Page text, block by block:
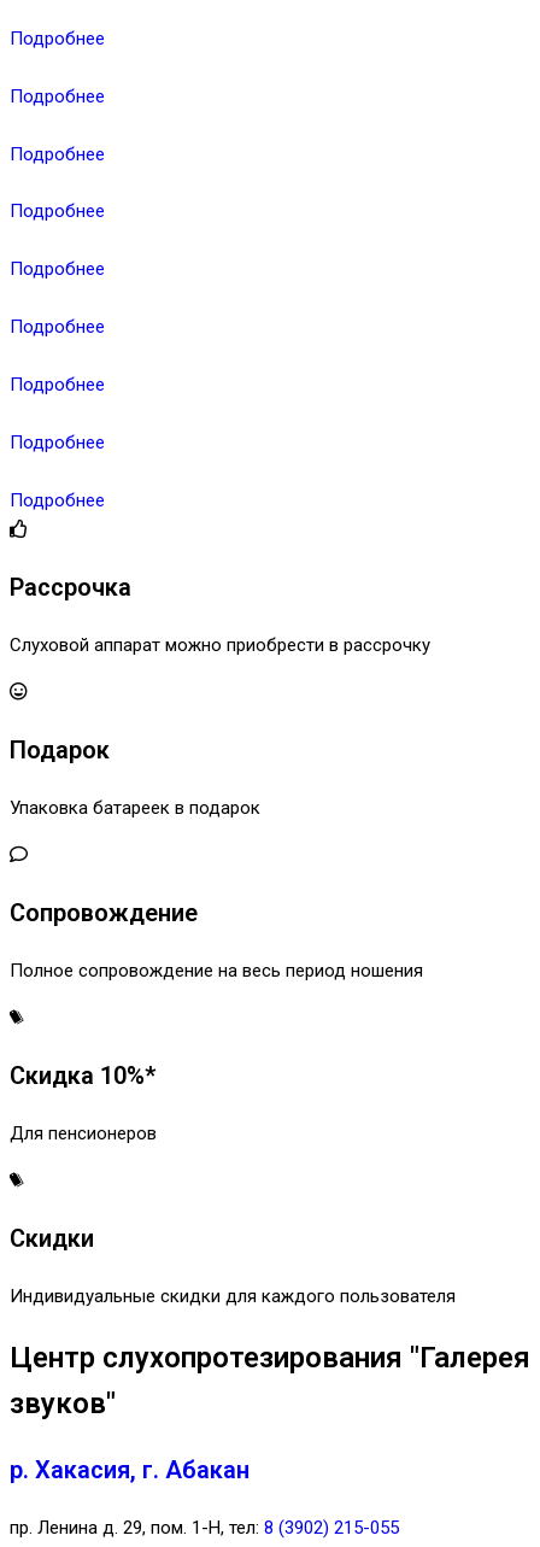
Подробнее
Подробнее
Подробнее
Подробнее
Подробнее
Подробнее
Подробнее
Подробнее
Подробнее
Рассрочка
Слуховой аппарат можно приобрести в рассрочку
Подарок
Упаковка батареек в подарок
Сопровождение
Полное сопровождение на весь период ношения
Скидка 10%*
Для пенсионеров
Скидки
Индивидуальные скидки для каждого пользователя
Центр слухопротезирования "Галерея
звуков"
р. Хакасия, г. Абакан
пр. Ленина д. 29, пом. 1-Н, тел: 8 (3902) 215-055